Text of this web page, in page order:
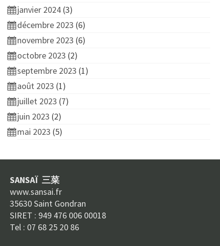
janvier 2024 (3)
décembre 2023 (6)
novembre 2023 (6)
octobre 2023 (2)
septembre 2023 (1)
août 2023 (1)
juillet 2023 (7)
juin 2023 (2)
mai 2023 (5)
SANSAÏ 三菜
www.sansai.fr
35630 Saint Gondran
SIRET : 949 476 006 00018
Tel : 07 68 25 20 86